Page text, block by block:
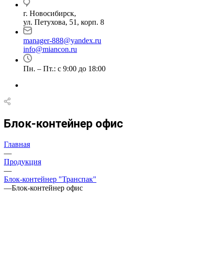
г. Новосибирск,
ул. Петухова, 51, корп. 8
manager-888@yandex.ru
info@miancon.ru
Пн. – Пт.: с 9:00 до 18:00
Блок-контейнер офис
Главная
—
Продукция
—
Блок-контейнер "Транспак"
—Блок-контейнер офис